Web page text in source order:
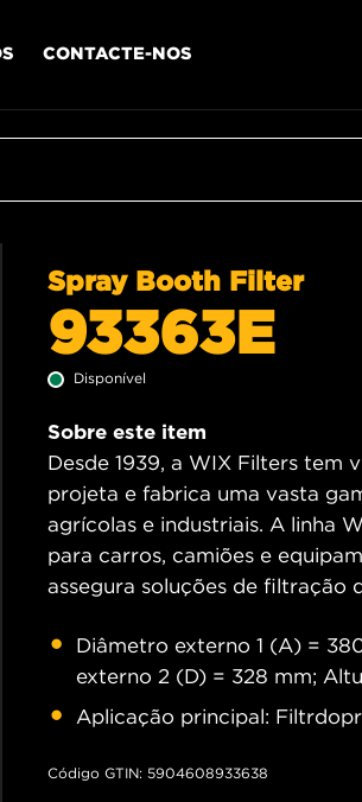
CONTACTE-NOS
Spray Booth Filter
93363E
Disponível
Sobre este item
Desde 1939, a WIX Filters tem
projeta e fabrica uma vasta
agrícolas e industriais. A linha
para carros, camiões e
assegura soluções de filtração
Diâmetro externo 1 (A) =
externo 2 (D) = 328 mm;
Aplicação principal:
Código GTIN: 5904608933638